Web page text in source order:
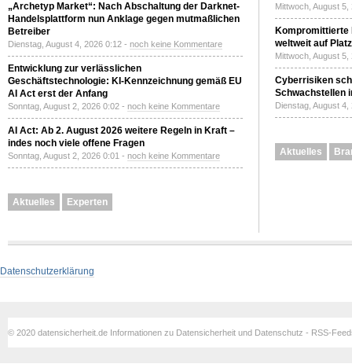
„Archetyp Market“: Nach Abschaltung der Darknet-
Handelsplattform nun Anklage gegen mutmaßlichen
Betreiber
Dienstag, August 4, 2026 0:12 - noch keine Kommentare
Entwicklung zur verlässlichen
Geschäftstechnologie: KI-Kennzeichnung gemäß EU
AI Act erst der Anfang
Sonntag, August 2, 2026 0:02 - noch keine Kommentare
AI Act: Ab 2. August 2026 weitere Regeln in Kraft –
indes noch viele offene Fragen
Sonntag, August 2, 2026 0:01 - noch keine Kommentare
Aktuelles Experten
Mittwoch, August
Kompromittierte
weltweit auf
Mittwoch, August
Cyberrisiken
Schwachstellen
Dienstag, August
Aktuelles
Datenschutzerklärung
© 2020 datensicherheit.de Informationen zu Datensicherheit und Datenschutz - RSS-